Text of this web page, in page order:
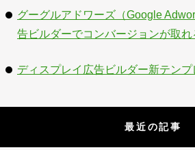
グーグルアドワーズ（Google
告ビルダーでコンバージョンが取れ
ディスプレイ広告ビルダー新テン
最近の記事